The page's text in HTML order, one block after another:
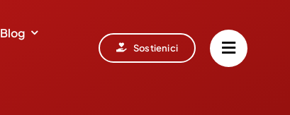
Blog
Sostienici